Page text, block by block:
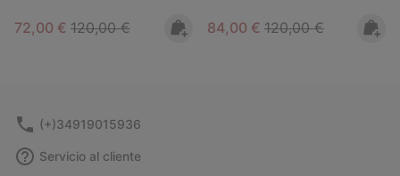
Sale price:
72,00 € Regular price:
120,00 € Sale price:
84,00 € Regular price:
120,00 €
(+)34919015936
Servicio al cliente